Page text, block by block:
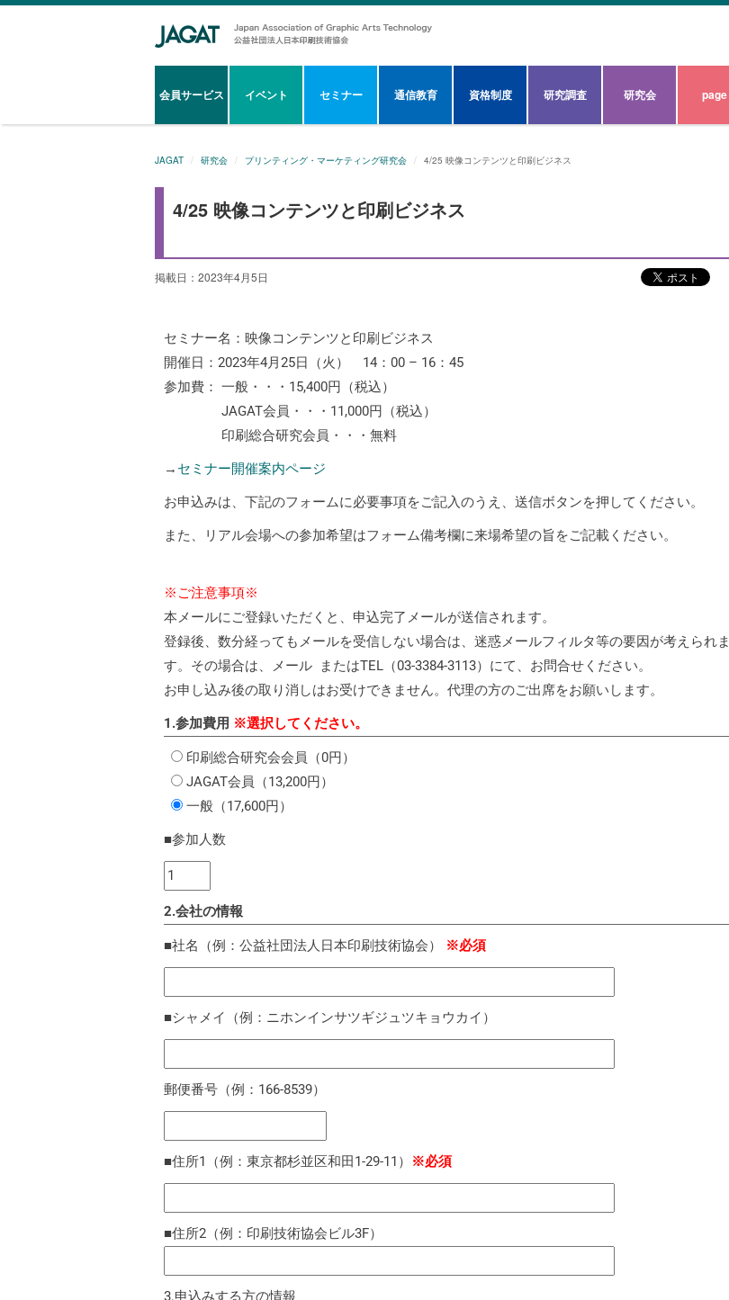
会員サービス イベント セミナー 通信教育 資格制度 研究調査 研究会 page
JAGAT 研究会 プリンティング・マーケティング研究会 4/25 映像コンテンツと印刷ビジネス
4/25 映像コンテンツと印刷ビジネス
掲載日：2023年4月5日
セミナー名：映像コンテンツと印刷ビジネス
開催日：2023年4月25日（火） 14：00 – 16：45
参加費： 一般・・・15,400円（税込）
JAGAT会員・・・11,000円（税込）
印刷総合研究会員・・・無料
→ セミナー開催案内ページ
お申込みは、下記のフォームに必要事項をご記入のうえ、送信ボタンを押してください。
また、リアル会場への参加希望はフォーム備考欄に来場希望の旨をご記載ください。
※ご注意事項※
本メールにご登録いただくと、申込完了メールが送信されます。
登録後、数分経ってもメールを受信しない場合は、迷惑メールフィルタ等の要因が考えられま
す。その場合は、メール
またはTEL（03-3384-3113）にて、お問合せください。
お申し込み後の取り消しはお受けできません。代理の方のご出席をお願いします。
1.参加費用 ※選択してください。
印刷総合研究会会員（0円）
JAGAT会員（13,200円）
一般（17,600円）
■参加人数
2.会社の情報
■社名（例：公益社団法人日本印刷技術協会） ※必須
■シャメイ（例：ニホンインサツギジュツキョウカイ）
郵便番号（例：166-8539）
■住所1（例：東京都杉並区和田1-29-11） ※必須
■住所2（例：印刷技術協会ビル3F）
3.申込みする方の情報